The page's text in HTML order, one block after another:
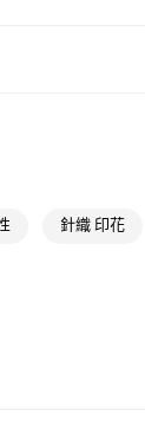
限定滿$3800折
針織 印花